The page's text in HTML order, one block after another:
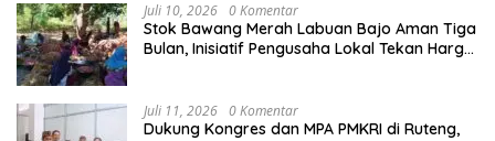
Juli 10, 2026 0 Komentar
Stok Bawang Merah Labuan Bajo Aman Tiga
Bulan, Inisiatif Pengusaha Lokal Tekan Harga
Juli 11, 2026 0 Komentar
Dukung Kongres dan MPA PMKRI di Ruteng,